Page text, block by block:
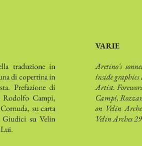
traduzione in
di copertina in
Prefazione di
Campi,
su carta
Giudici su Velin
VARIE
Aretino's
inside graphics
Artist.
Campi,
on Velin
Velin Arches